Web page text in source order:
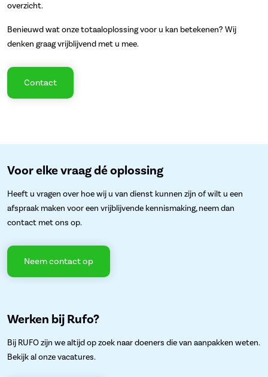
overzicht.
Benieuwd wat onze totaaloplossing voor u kan betekenen? Wij
denken graag vrijblijvend met u mee.
Contact
Voor elke vraag dé oplossing
Heeft u vragen over hoe wij u van dienst kunnen zijn of wilt u een
afspraak maken voor een vrijblijvende kennismaking, neem dan
contact met ons op.
Neem contact op
Werken bij Rufo?
Bij RUFO zijn we altijd op zoek naar doeners die van aanpakken weten.
Bekijk al onze vacatures.